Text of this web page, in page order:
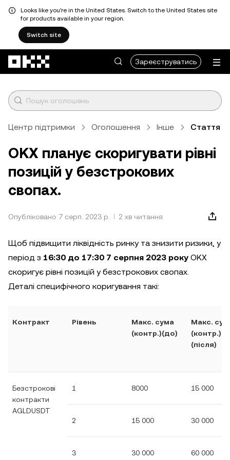
Looks like you're in the United States. Switch to the United States site
for products available in your region.
Switch site
Зареєструватись
Центр підтримки Оголошення Інше Стаття
OKX планує скоригувати рівні
позицій у безстрокових
свопах.
Опубліковано 7 серп. 2023 р. 2 хв читання
Щоб підвищити ліквідність ринку та знизити ризики, у
період з 16:30 до 17:30 7 серпня 2023 року OKX
скоригує рівні позицій у безстрокових свопах.
Деталі специфічного коригування такі:
Контракт Рівень
Макс. сума
(контр.)(до)
Макс.
(контр.)
(після)
Безстрокові
контракти
AGLDUSDT
1 8000 15 000
2 15 000 30 000
3 30 000 60 000